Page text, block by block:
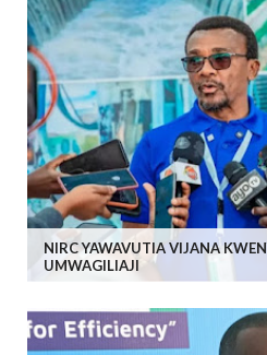
NIRC YAWAVUTIA VIJANA
UMWAGILIAJI